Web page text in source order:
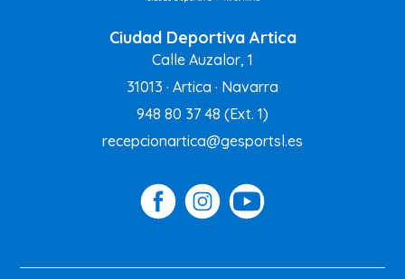
Ciudad Deportiva Artica
Calle Auzalor, 1
31013 · Artica · Navarra
948 80 37 48 (Ext. 1)
recepcionartica@gesportsl.es